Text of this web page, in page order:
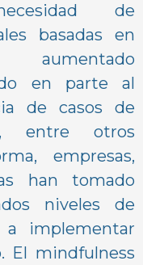
de
basadas en
en parte al
de casos de
entre otros
empresas,
han tomado
niveles de
implementar
El mindfulness